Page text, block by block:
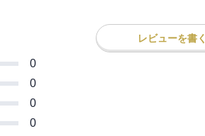
レビューを書く
0
0
0
0